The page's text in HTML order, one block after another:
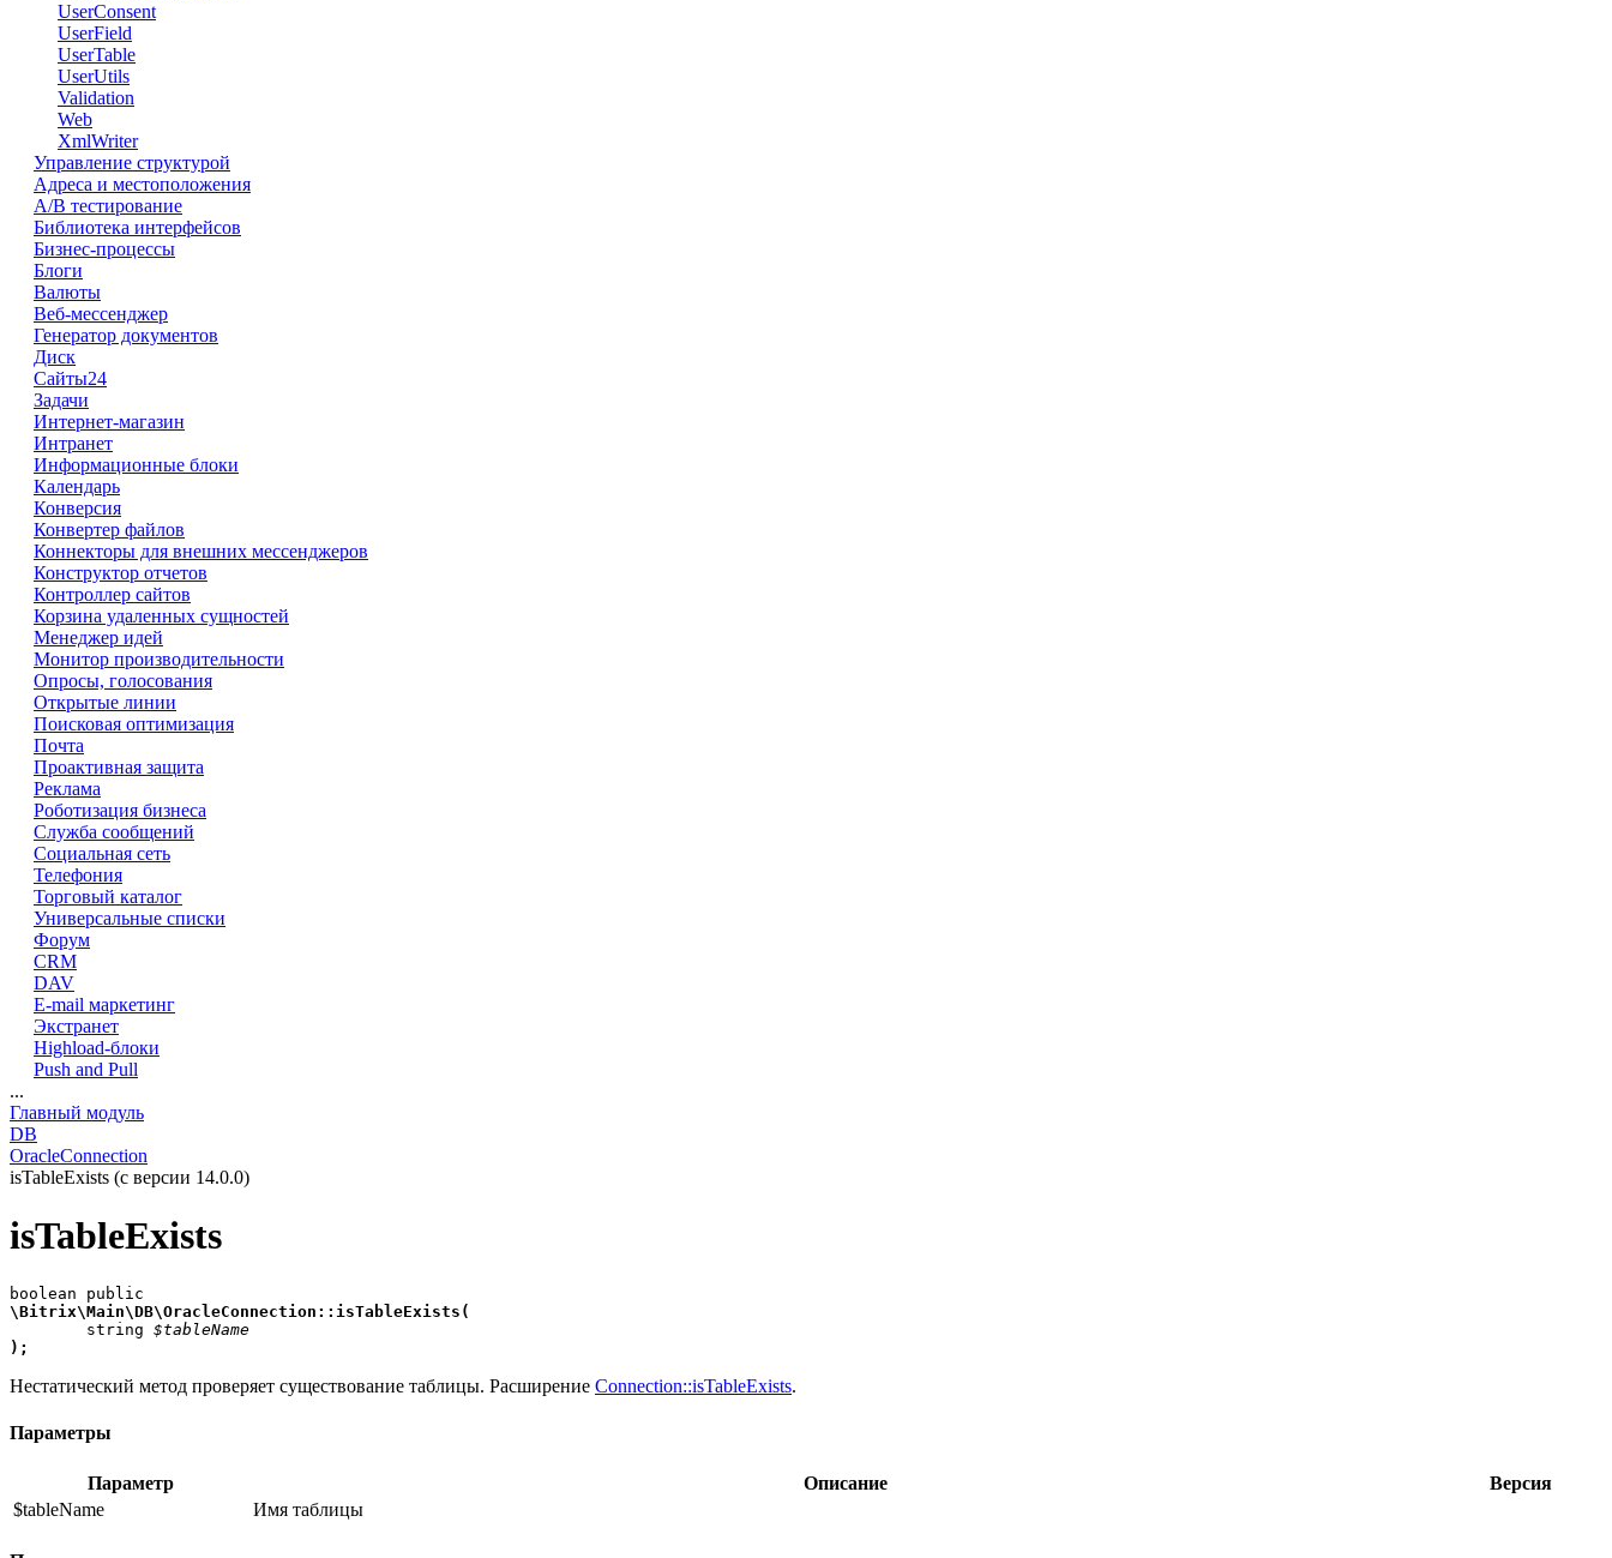
UserConsent
UserField
UserTable
UserUtils
Validation
Web
XmlWriter
Управление структурой
Адреса и местоположения
А/В тестирование
Библиотека интерфейсов
Бизнес-процессы
Блоги
Валюты
Веб-мессенджер
Генератор документов
Диск
Сайты24
Задачи
Интернет-магазин
Интранет
Информационные блоки
Календарь
Конверсия
Конвертер файлов
Коннекторы для внешних мессенджеров
Конструктор отчетов
Контроллер сайтов
Корзина удаленных сущностей
Менеджер идей
Монитор производительности
Опросы, голосования
Открытые линии
Поисковая оптимизация
Почта
Проактивная защита
Реклама
Роботизация бизнеса
Служба сообщений
Социальная сеть
Телефония
Торговый каталог
Универсальные списки
Форум
CRM
DAV
E-mail маркетинг
Экстранет
Highload-блоки
Push and Pull
...
Главный модуль
DB
OracleConnection
isTableExists (с версии 14.0.0)
isTableExists
\Bitrix\Main\DB\OracleConnection::isTableExists(
string $tableName
);
Нестатический метод проверяет существование таблицы. Расширение Connection::isTableExists.
Параметры
Параметр Описание
Версия
$tableName
Имя таблицы